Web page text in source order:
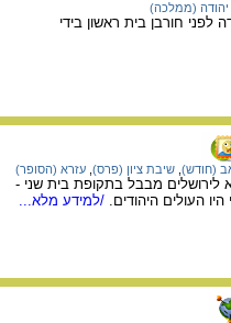
יהודה (ממלכה)
חורבן בית ראשון בידי
(חודש) שיבת ציון (פרס) עזרא (הסופר)
מבבל בתקופת בית שני -
העולים היהודים. /למידע מלא...